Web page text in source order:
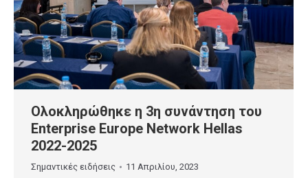
Ολοκληρώθηκε η 3η συνάντηση του
Enterprise Europe Network Hellas
2022-2025
Σημαντικές ειδήσεις 11 Απριλίου, 2023